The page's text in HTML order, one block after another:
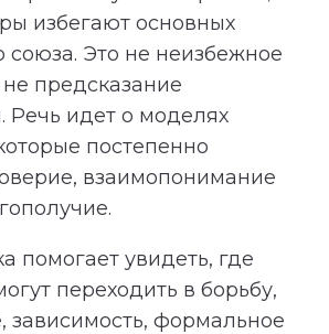
избегают основных
союза. Это не неизбежное
предсказание
Речь идет о моделях
постепенно
взаимопонимание
помогает увидеть, где
переходить в борьбу,
зависимость, формальное